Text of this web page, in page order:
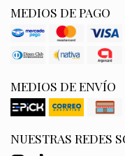
MEDIOS DE PAGO
MEDIOS DE ENVÍO
NUESTRAS REDES